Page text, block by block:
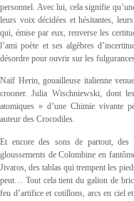
personnel. Avec lui, cela signifie
leurs voix décidées et hésitantes,
qui, émise par eux, renverse les
l’ami poète et ses algèbres
désordre pour ouvrir sur les
Naïf Herin, gouailleuse italienne
crooner. Julia Wischniewski, dont
atomiques » d’une Chimie vivante
auteur des Crocodiles.
Et encore des sons de partout, des
gloussements de Colombine en
Jivaros, des tablas qui trempent les
peut… Tout cela tient du galion de bric
feu d’artifice et cotillons, arcs en ciel